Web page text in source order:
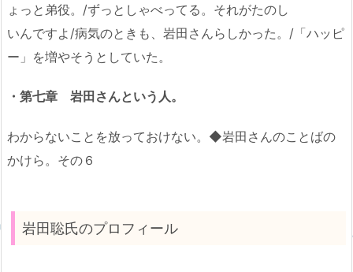
ょっと弟役。/ずっとしゃべってる。それがたのし
いんですよ/病気のときも、岩田さんらしかった。/「ハッピ
ー」を増やそうとしていた。
・第七章 岩田さんという人。
わからないことを放っておけない。◆岩田さんのことばの
かけら。その６
岩田聡氏のプロフィール